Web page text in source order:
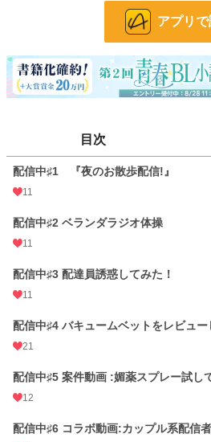
2025.02.10 01:42
初回公開日時 2025.01.21 21:52
初回完結日時 2025.02.10 01:43
年間ポイント 15,452 pt (23,857 位)
アプリ
目次
配信中♯1 『夜のお散歩配信!』
11
配信中♯2 ベランダラジオ体操
11
配信中♯3 配達員誘惑してみた！
11
配信中♯4 バキュームベットをレビュー
21
配信中♯5 案件動画 :媚薬スプレー試し
12
配信中♯6 コラボ動画:カップル系配信